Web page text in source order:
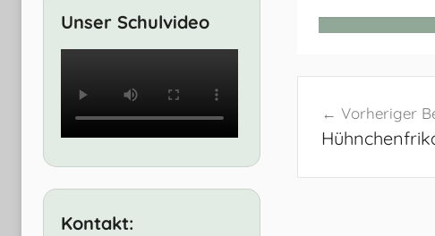
Vorheriger
Unser Schulvideo
Kontakt: